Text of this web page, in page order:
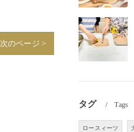
次のページ >
タグ Tags
ロースィーツ